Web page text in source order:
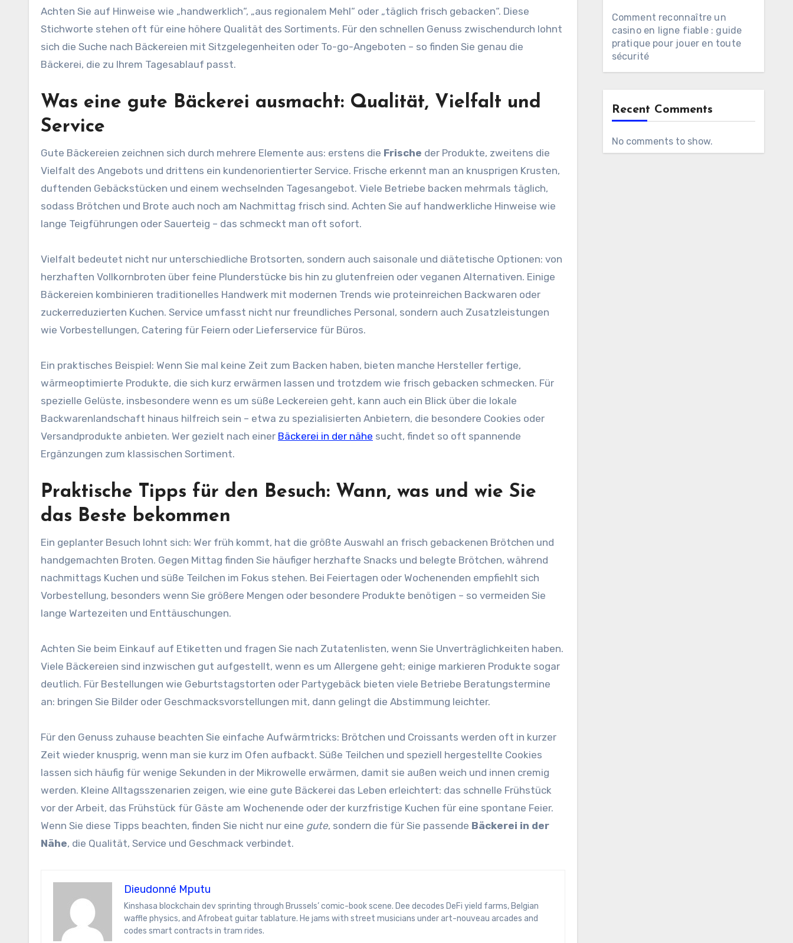
Achten Sie auf Hinweise wie „handwerklich“, „aus regionalem Mehl“ oder „täglich frisch gebacken“. Diese
Stichworte stehen oft für eine höhere Qualität des Sortiments. Für den schnellen Genuss zwischendurch lohnt
sich die Suche nach Bäckereien mit Sitzgelegenheiten oder To-go-Angeboten – so finden Sie genau die
Bäckerei, die zu Ihrem Tagesablauf passt.
Was eine gute Bäckerei ausmacht: Qualität, Vielfalt und
Service
Gute Bäckereien zeichnen sich durch mehrere Elemente aus: erstens die Frische der Produkte, zweitens die
Vielfalt des Angebots und drittens ein kundenorientierter Service. Frische erkennt man an knusprigen Krusten,
duftenden Gebäckstücken und einem wechselnden Tagesangebot. Viele Betriebe backen mehrmals täglich,
sodass Brötchen und Brote auch noch am Nachmittag frisch sind. Achten Sie auf handwerkliche Hinweise wie
lange Teigführungen oder Sauerteig – das schmeckt man oft sofort.
Vielfalt bedeutet nicht nur unterschiedliche Brotsorten, sondern auch saisonale und diätetische Optionen: von
herzhaften Vollkornbroten über feine Plunderstücke bis hin zu glutenfreien oder veganen Alternativen. Einige
Bäckereien kombinieren traditionelles Handwerk mit modernen Trends wie proteinreichen Backwaren oder
zuckerreduzierten Kuchen. Service umfasst nicht nur freundliches Personal, sondern auch Zusatzleistungen
wie Vorbestellungen, Catering für Feiern oder Lieferservice für Büros.
Ein praktisches Beispiel: Wenn Sie mal keine Zeit zum Backen haben, bieten manche Hersteller fertige,
wärmeoptimierte Produkte, die sich kurz erwärmen lassen und trotzdem wie frisch gebacken schmecken. Für
spezielle Gelüste, insbesondere wenn es um süße Leckereien geht, kann auch ein Blick über die lokale
Backwarenlandschaft hinaus hilfreich sein – etwa zu spezialisierten Anbietern, die besondere Cookies oder
Versandprodukte anbieten. Wer gezielt nach einer Bäckerei in der nähe sucht, findet so oft spannende
Ergänzungen zum klassischen Sortiment.
Praktische Tipps für den Besuch: Wann, was und wie Sie
das Beste bekommen
Ein geplanter Besuch lohnt sich: Wer früh kommt, hat die größte Auswahl an frisch gebackenen Brötchen und
handgemachten Broten. Gegen Mittag finden Sie häufiger herzhafte Snacks und belegte Brötchen, während
nachmittags Kuchen und süße Teilchen im Fokus stehen. Bei Feiertagen oder Wochenenden empfiehlt sich
Vorbestellung, besonders wenn Sie größere Mengen oder besondere Produkte benötigen – so vermeiden Sie
lange Wartezeiten und Enttäuschungen.
Achten Sie beim Einkauf auf Etiketten und fragen Sie nach Zutatenlisten, wenn Sie Unverträglichkeiten haben.
Viele Bäckereien sind inzwischen gut aufgestellt, wenn es um Allergene geht; einige markieren Produkte sogar
deutlich. Für Bestellungen wie Geburtstagstorten oder Partygebäck bieten viele Betriebe Beratungstermine
an: bringen Sie Bilder oder Geschmacksvorstellungen mit, dann gelingt die Abstimmung leichter.
Für den Genuss zuhause beachten Sie einfache Aufwärmtricks: Brötchen und Croissants werden oft in kurzer
Zeit wieder knusprig, wenn man sie kurz im Ofen aufbackt. Süße Teilchen und speziell hergestellte Cookies
lassen sich häufig für wenige Sekunden in der Mikrowelle erwärmen, damit sie außen weich und innen cremig
werden. Kleine Alltagsszenarien zeigen, wie eine gute Bäckerei das Leben erleichtert: das schnelle Frühstück
vor der Arbeit, das Frühstück für Gäste am Wochenende oder der kurzfristige Kuchen für eine spontane Feier.
Wenn Sie diese Tipps beachten, finden Sie nicht nur eine gute, sondern die für Sie passende Bäckerei in der
Nähe, die Qualität, Service und Geschmack verbindet.
Dieudonné Mputu
Kinshasa blockchain dev sprinting through Brussels’ comic-book scene. Dee decodes DeFi yield farms, Belgian
waffle physics, and Afrobeat guitar tablature. He jams with street musicians under art-nouveau arcades and
codes smart contracts in tram rides.
Comment reconnaître un
casino en ligne fiable : guide
pratique pour jouer en toute
sécurité
Recent Comments
No comments to show.